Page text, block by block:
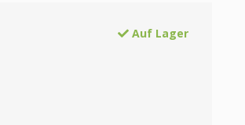
Auf Lager